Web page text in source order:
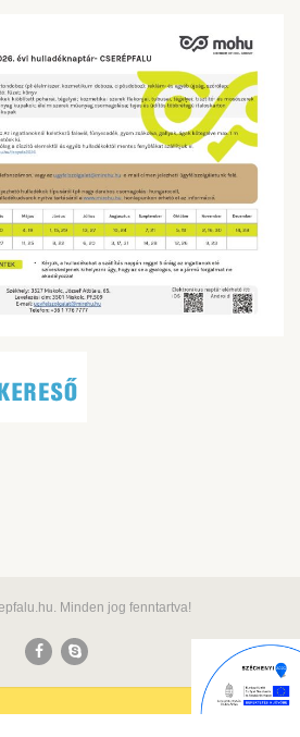
Minden jog fenntartva!